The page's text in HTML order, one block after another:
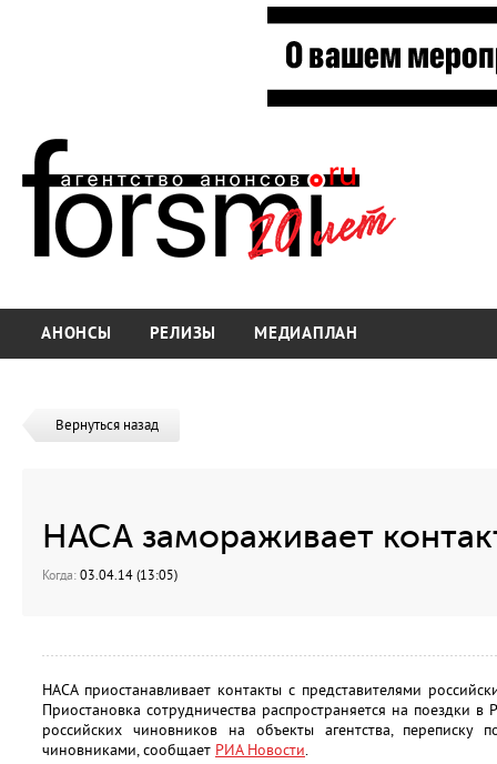
АНОНСЫ РЕЛИЗЫ МЕДИАПЛАН
Вернуться назад
НАСА замораживает
Когда: 03.04.14 (13:05)
НАСА приостанавливает контакты с представителями
Приостановка сотрудничества распространяется на поездки
российских чиновников на объекты агентства, переписку
чиновниками, сообщает РИА Новости.